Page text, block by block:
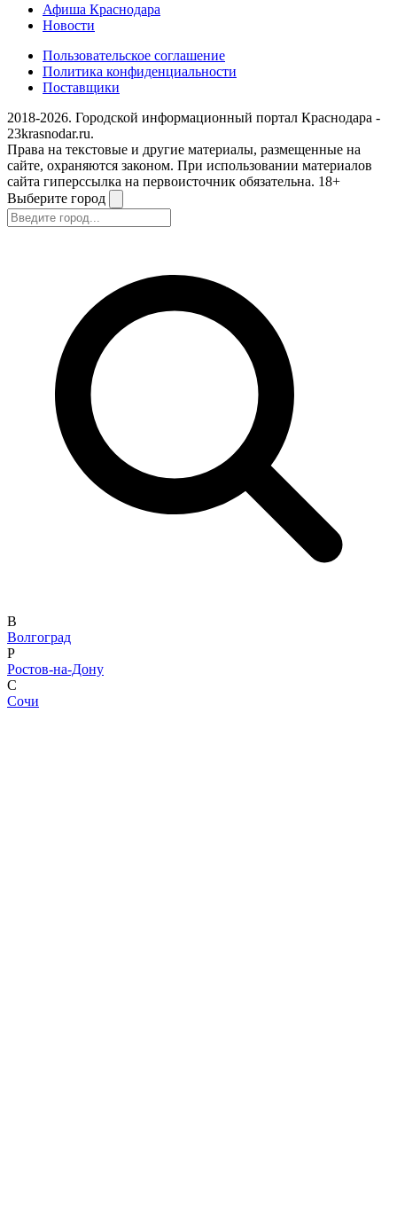
Афиша Краснодара
Новости
Пользовательское соглашение
Политика конфиденциальности
Поставщики
2018-2026. Городской информационный портал Краснодара -
23krasnodar.ru.
Права на текстовые и другие материалы, размещенные на
сайте, охраняются законом. При использовании материалов
сайта гиперссылка на первоисточник обязательна. 18+
Выберите город
В
Волгоград
Р
Ростов-на-Дону
С
Сочи